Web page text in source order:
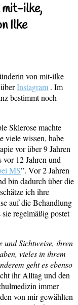
ilke,
Ilke
von mit-ilke
Instagram . Im
bestimmt noch
Sklerose machte
viele wissen, habe
vor über 9 Jahren
vor 12 Jahren und
MS”. Vor 2 Jahren
bin dadurch über die
ich ihre
auf die Behandlung
regelmäßig postet
und Sichtweise, ihren
vieles in ihrem
geht es ebenso
ihr Alltag und den
immer
von mir gewählten